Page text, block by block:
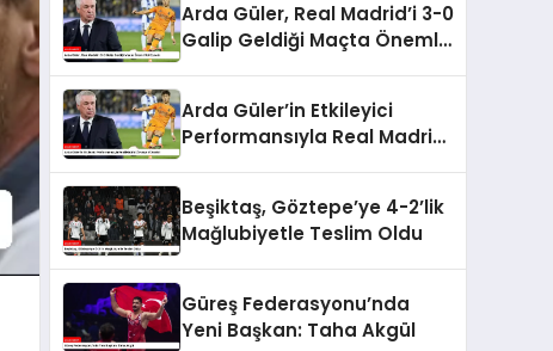
Arda Güler, Real Madrid’i 3-0
Galip Geldiği Maçta Önemli
Arda Güler’in Etkileyici
Performansıyla Real Madrid
Beşiktaş, Göztepe’ye 4-2’lik
Mağlubiyetle Teslim Oldu
Güreş Federasyonu’nda
Yeni Başkan: Taha Akgül